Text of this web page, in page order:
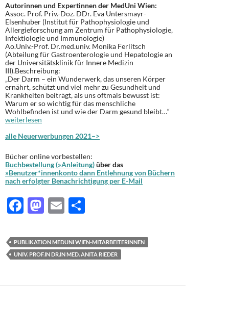
Autorinnen und Expertinnen der MedUni Wien:
Assoc. Prof. Priv.-Doz. DDr. Eva Untersmayr-
Elsenhuber (Institut für Pathophysiologie und
Allergieforschung am Zentrum für Pathophysiologie,
Infektiologie und Immunologie)
Ao.Univ.-Prof. Dr.med.univ. Monika Ferlitsch
(Abteilung für Gastroenterologie und Hepatologie an
der Universitätsklinik für Innere Medizin
III).Beschreibung:
„Der Darm – ein Wunderwerk, das unseren Körper
ernährt, schützt und viel mehr zu Gesundheit und
Krankheiten beiträgt, als uns oftmals bewusst ist:
Warum er so wichtig für das menschliche
Wohlbefinden ist und wie der Darm gesund bleibt…“
weiterlesen
alle Neuerwerbungen 2021–>
Bücher online vorbestellen:
Buchbestellung (»Anleitung)über das
»Benutzer*innenkonto dann Entlehnung von Büchern
nach erfolgter Benachrichtigung per E-Mail
F
e
b
o
M
to
d
n
E
ail le
n
PUBLIKATION MEDUNI WIEN-MITARBEITERINNEN
UNIV. PROF.IN DR.IN MED. ANITA RIEDER